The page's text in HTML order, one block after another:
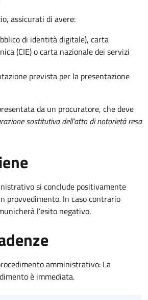
assicurati di avere:
di identità digitale), carta
(CIE) o carta nazionale dei servizi
prevista per la presentazione
da un procuratore, che deve
sostitutiva dell'atto di notorietà resa
si conclude positivamente
provvedimento. In caso contrario
l’esito negativo.
amministrativo: La
è immediata.